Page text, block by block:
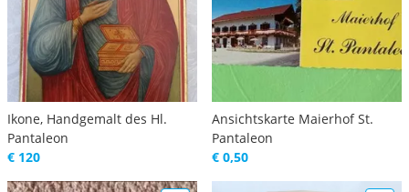
Ikone, Handgemalt des Hl.
Pantaleon
€ 120
Ansichtskarte Maierhof St.
Pantaleon
€ 0,50